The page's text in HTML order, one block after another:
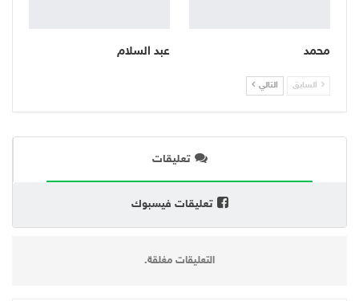
محمد عبد السلام
السابق التالي
تعليقات
تعليقات فيسبوك
التعليقات مغلقة.